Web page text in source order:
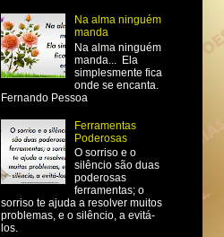
Na alma ninguém
manda
Na alma ninguém
manda... Ela
simplesmente fica
onde se encanta.
Fernando Pessoa
Ferramentas
Poderosas
O sorriso e o
silêncio são duas
poderosas
ferramentas; o
sorriso te ajuda a resolver muitos
problemas, e o silêncio, a evitá-
los.